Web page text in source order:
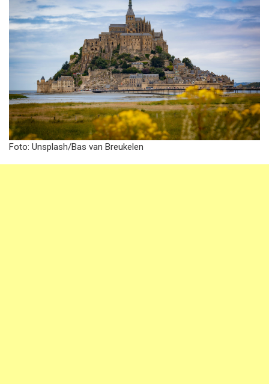
Foto: Unsplash/Bas van Breukelen